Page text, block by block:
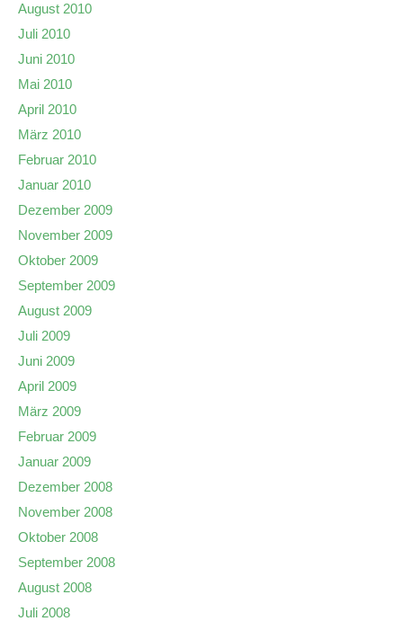
August 2010
Juli 2010
Juni 2010
Mai 2010
April 2010
März 2010
Februar 2010
Januar 2010
Dezember 2009
November 2009
Oktober 2009
September 2009
August 2009
Juli 2009
Juni 2009
April 2009
März 2009
Februar 2009
Januar 2009
Dezember 2008
November 2008
Oktober 2008
September 2008
August 2008
Juli 2008